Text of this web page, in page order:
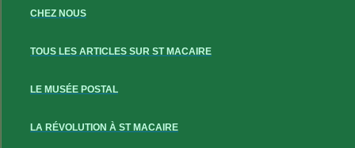
CHEZ NOUS
TOUS LES ARTICLES SUR ST MACAIRE
LE MUSÉE POSTAL
LA RÉVOLUTION À ST MACAIRE